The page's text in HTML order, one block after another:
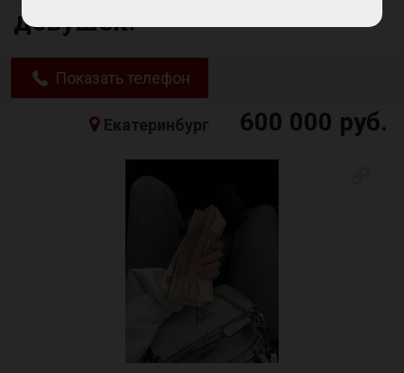
девушек!
Показать телефон
Екатеринбург 600 000 руб.